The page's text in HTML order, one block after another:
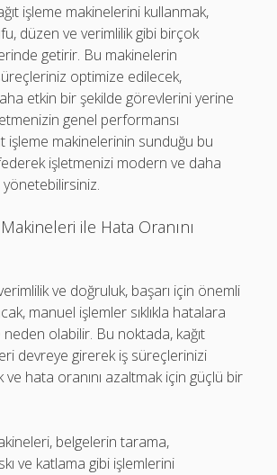
işleme makinelerini kullanmak,
düzen ve verimlilik gibi birçok
getirir. Bu makinelerin
optimize edilecek,
etkin bir şekilde görevlerini yerine
genel performansı
işleme makinelerinin sunduğu bu
işletmenizi modern ve daha
ile Hata Oranını
ve doğruluk, başarı için önemli
manuel işlemler sıklıkla hatalara
olabilir. Bu noktada, kağıt
devreye girerek iş süreçlerinizi
hata oranını azaltmak için güçlü bir
belgelerin tarama,
ve katlama gibi işlemlerini